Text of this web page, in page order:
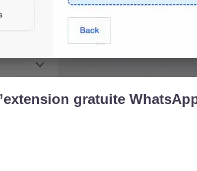
gratuite